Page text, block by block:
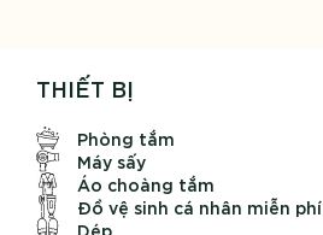
THIẾT BỊ
Phòng tắm
Máy sấy
Áo choàng tắm
Đồ vệ sinh cá nhân miễn phí
Dép